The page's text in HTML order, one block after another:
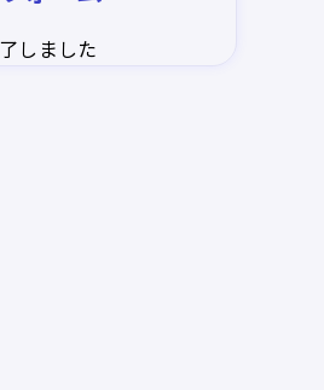
しました